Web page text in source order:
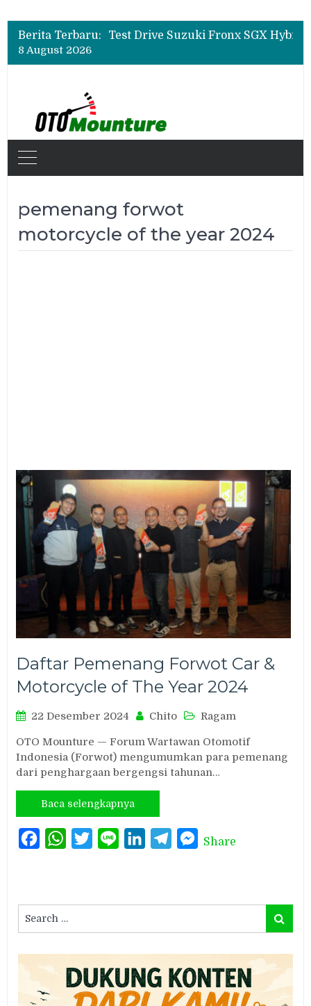
Berita Terbaru:
Beli Mobil Jangan Cuma Lihat Cicilan, TAF dan OJK Tekankan Pentingnya Literasi Keuangan
Beli Mobil Jangan Cuma Lihat Cicilan, TAF dan OJK Tekankan Pentingnya Literasi Keuangan
8 August 2026
pemenang forwot
motorcycle of the year 2024
Daftar Pemenang Forwot Car &
Motorcycle of The Year 2024
22 Desember 2024 Chito Ragam
OTO Mounture — Forum Wartawan Otomotif
Indonesia (Forwot) mengumumkan para pemenang
dari penghargaan bergengsi tahunan…
Baca selengkapnya
FacebookWhatsAppTwitterLine LinkedInTelegramMessenger
Share
for:
Search